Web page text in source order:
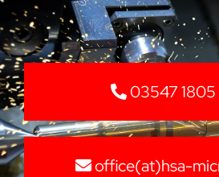
03547
office(at)hsa-